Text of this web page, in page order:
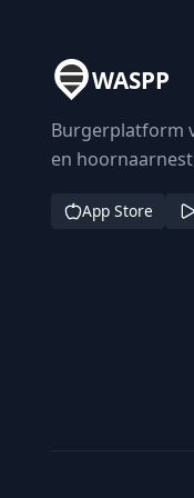
WASPP
Burgerplatform
en
App Store